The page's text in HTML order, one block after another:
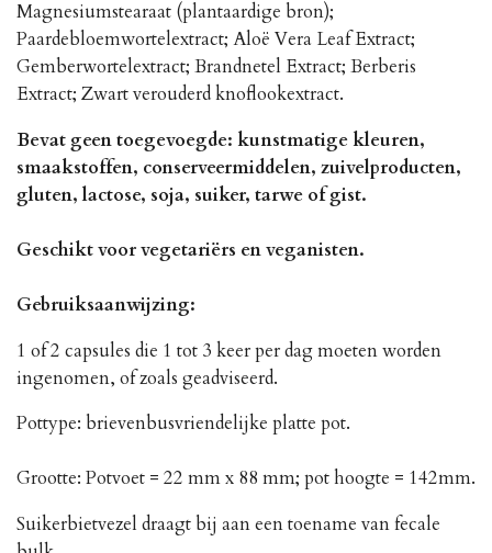
Magnesiumstearaat (plantaardige bron);
Paardebloemwortelextract; Aloë Vera Leaf Extract;
Gemberwortelextract; Brandnetel Extract; Berberis
Extract; Zwart verouderd knoflookextract.
Bevat geen toegevoegde: kunstmatige kleuren,
smaakstoffen, conserveermiddelen, zuivelproducten,
gluten, lactose, soja, suiker, tarwe of gist.
Geschikt voor vegetariërs en veganisten.
Gebruiksaanwijzing:
1 of 2 capsules die 1 tot 3 keer per dag moeten worden
ingenomen, of zoals geadviseerd.
Pottype: brievenbusvriendelijke platte pot.
Grootte: Potvoet = 22 mm x 88 mm; pot hoogte = 142mm.
Suikerbietvezel draagt ​​bij aan een toename van fecale